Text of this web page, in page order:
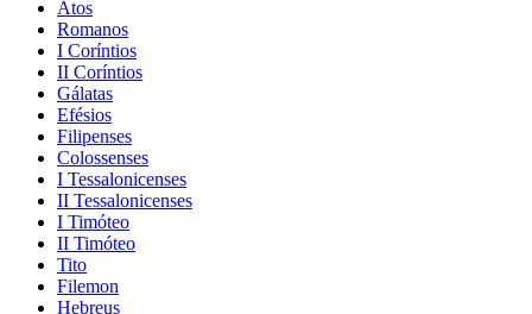
Atos
Romanos
I Coríntios
II Coríntios
Gálatas
Efésios
Filipenses
Colossenses
I Tessalonicenses
II Tessalonicenses
I Timóteo
II Timóteo
Tito
Filemon
Hebreus